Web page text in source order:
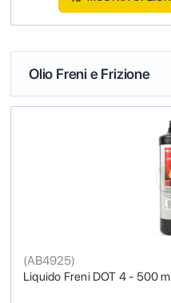
Olio Freni e Frizione
Liquido Freni DOT 4 - 500
(AB4925)